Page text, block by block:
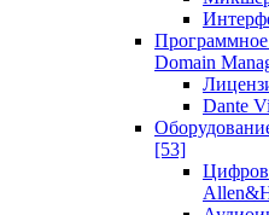
Программное
Domain
Dante
[53]